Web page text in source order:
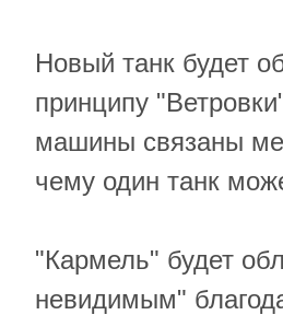
Новый танк будет
принципу
машины связаны
чему один танк
"Кармель" будет
невидимым"